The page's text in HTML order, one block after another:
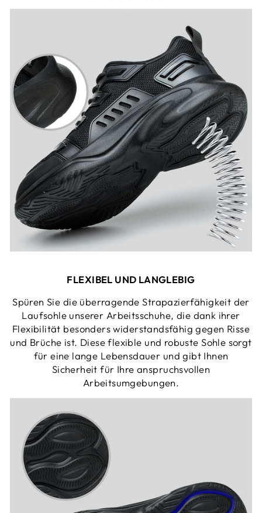
FLEXIBEL UND LANGLEBIG
Spüren Sie die überragende Strapazierfähigkeit der
Laufsohle unserer Arbeitsschuhe, die dank ihrer
Flexibilität besonders widerstandsfähig gegen Risse
und Brüche ist. Diese flexible und robuste Sohle sorgt
für eine lange Lebensdauer und gibt Ihnen
Sicherheit für Ihre anspruchsvollen
Arbeitsumgebungen.